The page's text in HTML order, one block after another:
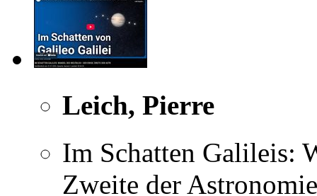
Leich, Pierre
Im Schatten Galileis:
Zweite der